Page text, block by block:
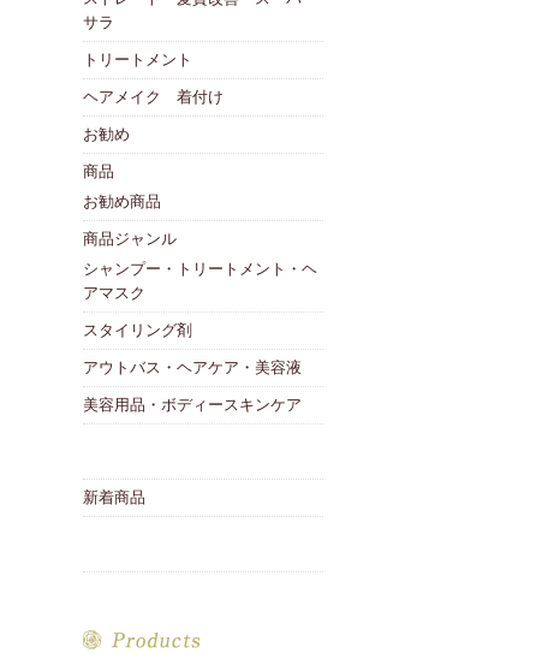
サラ
トリートメント
ヘアメイク 着付け
お勧め
商品
お勧め商品
商品ジャンル
シャンプー・トリートメント・ヘ
アマスク
スタイリング剤
アウトバス・ヘアケア・美容液
美容用品・ボディースキンケア
新着商品